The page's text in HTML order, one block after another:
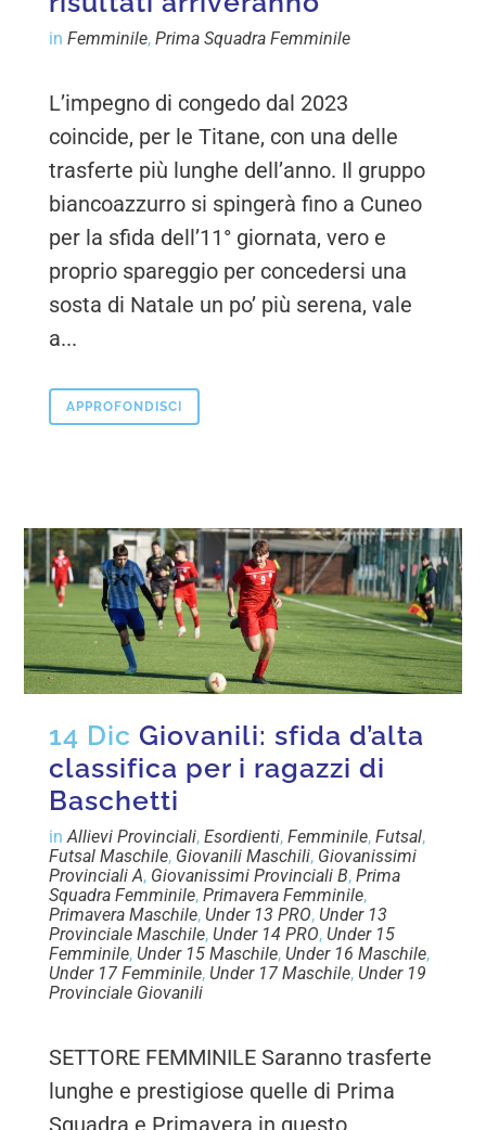
inFemminile,Prima Squadra Femminile
L’impegno di congedo dal 2023
coincide, per le Titane, con una delle
trasferte più lunghe dell’anno. Il gruppo
biancoazzurro si spingerà fino a Cuneo
per la sfida dell’11° giornata, vero e
proprio spareggio per concedersi una
sosta di Natale un po’ più serena, vale
a...
APPROFONDISCI
14 Dic Giovanili: sfida d’alta
classifica per i ragazzi di
Baschetti
inAllievi Provinciali,Esordienti,Femminile,Futsal,
Futsal Maschile, Giovanili Maschili, Giovanissimi
Provinciali A, Giovanissimi Provinciali B,Prima
Squadra Femminile,Primavera Femminile,
Primavera Maschile, Under 13 PRO, Under 13
Provinciale Maschile, Under 14 PRO, Under 15
Femminile, Under 15 Maschile, Under 16 Maschile,
Under 17 Femminile, Under 17 Maschile, Under 19
Provinciale Giovanili
SETTORE FEMMINILE Saranno trasferte
lunghe e prestigiose quelle di Prima
Squadra e Primavera in questo